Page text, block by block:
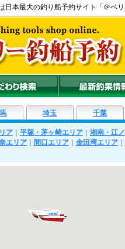
日本最大の釣り船予約サイト「＠ベ
埼玉 千葉
ア｜ 平塚・茅ヶ崎エリア｜ 湘南・江
エリア｜ 間口エリア｜ 金田湾エリア｜